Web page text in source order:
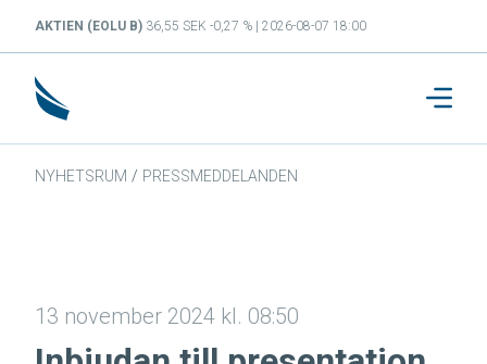
AKTIEN (EOLU B) 36,55 SEK -0,27 % | 2026-08-07 18:00
NYHETSRUM / PRESSMEDDELANDEN
13 november 2024 kl. 08:50